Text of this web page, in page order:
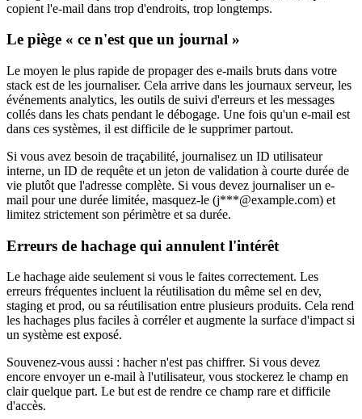
copient l'e-mail dans trop d'endroits, trop longtemps.
Le piège « ce n'est que un journal »
Le moyen le plus rapide de propager des e-mails bruts dans votre
stack est de les journaliser. Cela arrive dans les journaux serveur, les
événements analytics, les outils de suivi d'erreurs et les messages
collés dans les chats pendant le débogage. Une fois qu'un e-mail est
dans ces systèmes, il est difficile de le supprimer partout.
Si vous avez besoin de traçabilité, journalisez un ID utilisateur
interne, un ID de requête et un jeton de validation à courte durée de
vie plutôt que l'adresse complète. Si vous devez journaliser un e-
mail pour une durée limitée, masquez-le (j***@example.com) et
limitez strictement son périmètre et sa durée.
Erreurs de hachage qui annulent l'intérêt
Le hachage aide seulement si vous le faites correctement. Les
erreurs fréquentes incluent la réutilisation du même sel en dev,
staging et prod, ou sa réutilisation entre plusieurs produits. Cela rend
les hachages plus faciles à corréler et augmente la surface d'impact si
un système est exposé.
Souvenez-vous aussi : hacher n'est pas chiffrer. Si vous devez
encore envoyer un e-mail à l'utilisateur, vous stockerez le champ en
clair quelque part. Le but est de rendre ce champ rare et difficile
d'accès.